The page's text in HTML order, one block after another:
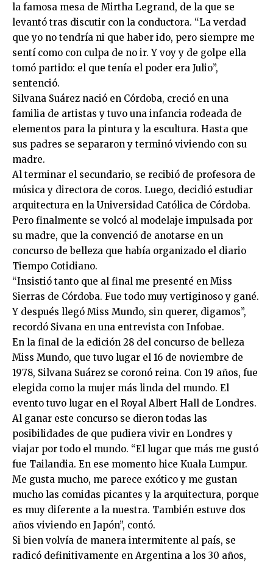
la famosa mesa de Mirtha Legrand, de la que se
levantó tras discutir con la conductora. “La verdad
que yo no tendría ni que haber ido, pero siempre me
sentí como con culpa de no ir. Y voy y de golpe ella
tomó partido: el que tenía el poder era Julio”,
sentenció.
Silvana Suárez nació en Córdoba, creció en una
familia de artistas y tuvo una infancia rodeada de
elementos para la pintura y la escultura. Hasta que
sus padres se separaron y terminó viviendo con su
madre.
Al terminar el secundario, se recibió de profesora de
música y directora de coros. Luego, decidió estudiar
arquitectura en la Universidad Católica de Córdoba.
Pero finalmente se volcó al modelaje impulsada por
su madre, que la convenció de anotarse en un
concurso de belleza que había organizado el diario
Tiempo Cotidiano.
“Insistió tanto que al final me presenté en Miss
Sierras de Córdoba. Fue todo muy vertiginoso y gané.
Y después llegó Miss Mundo, sin querer, digamos”,
recordó Sivana en una entrevista con Infobae.
En la final de la edición 28 del concurso de belleza
Miss Mundo, que tuvo lugar el 16 de noviembre de
1978, Silvana Suárez se coronó reina. Con 19 años, fue
elegida como la mujer más linda del mundo. El
evento tuvo lugar en el Royal Albert Hall de Londres.
Al ganar este concurso se dieron todas las
posibilidades de que pudiera vivir en Londres y
viajar por todo el mundo. “El lugar que más me gustó
fue Tailandia. En ese momento hice Kuala Lumpur.
Me gusta mucho, me parece exótico y me gustan
mucho las comidas picantes y la arquitectura, porque
es muy diferente a la nuestra. También estuve dos
años viviendo en Japón”, contó.
Si bien volvía de manera intermitente al país, se
radicó definitivamente en Argentina a los 30 años,